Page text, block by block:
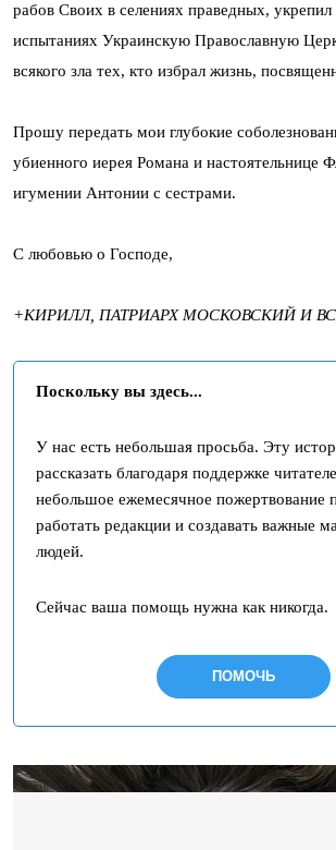
рабов Своих в селениях праведных,
испытаниях Украинскую Православную
всякого зла тех, кто избрал жизнь,
Прошу передать мои глубокие
убиенного иерея Романа и настоятельнице
игумении Антонии с сестрами.
С любовью о Господе,
+КИРИЛЛ, ПАТРИАРХ МОСКОВСКИЙ И
Поскольку вы здесь...
У нас есть небольшая просьба. Эту
рассказать благодаря поддержке
небольшое ежемесячное пожертвование
работать редакции и создавать важные
людей.
Сейчас ваша помощь нужна как никогда.
ПОМОЧЬ